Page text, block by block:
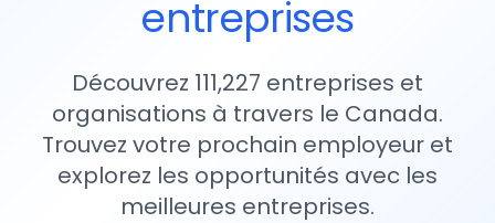
entreprises
Découvrez 111,227 entreprises et
organisations à travers le Canada.
Trouvez votre prochain employeur et
explorez les opportunités avec les
meilleures entreprises.